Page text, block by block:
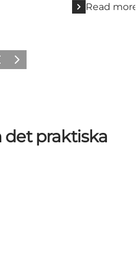
Read more
Next
det praktiska